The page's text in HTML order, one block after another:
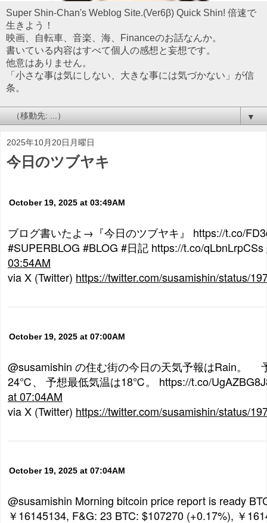
Super Shin-Chan's Weblog Site.(Ver6β) Quick Shin! 倍速で
生きよう！
映画、自転車、音楽、海、Financeのお話なんか。
書いている内容はすべて個人の感想と妄想です。
他意はありません。
「小さな事は気にしない、大きな事には気づかない」が信
条。
▼
2025年10月20日月曜日
今日のツブヤキ
October 19, 2025 at 03:49AM
ブログ書いたよ→『今日のツブヤキ』 https://t.co/
#SUPERBLOG #BLOG #日記 https://t.co/qLbnLrpCSs
03:54AM
via X (Twitter) https://twitter.com/susamishin/status/
October 19, 2025 at 07:00AM
@susamishin の住む街の今日の天気予報はRain。
24℃、 予想最低気温は18℃。 https://t.co/
at 07:04AM
via X (Twitter) https://twitter.com/susamishin/status/
October 19, 2025 at 07:04AM
@susamishin Morning bitcoin price report is ready
￥16145134, F&G: 23 BTC: $107270 (+0.17%), ￥